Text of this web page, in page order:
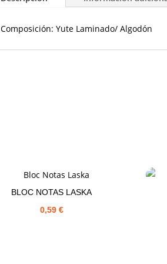
Composición: Yute Laminado/ Algodón
BLOC NOTAS LASKA
0,59 €